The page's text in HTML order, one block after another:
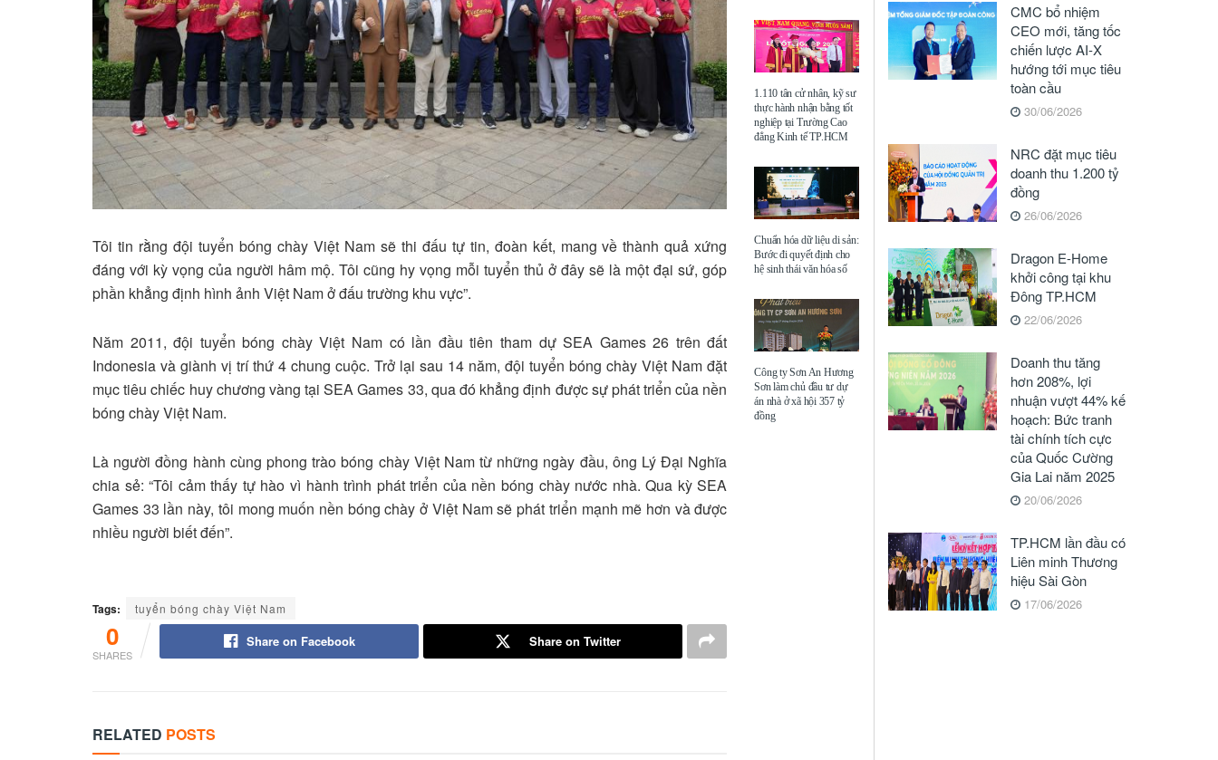
Tôi tin rằng đội tuyển bóng chày Việt Nam sẽ thi đấu tự tin, đoàn kết, mang về thành quả xứng
đáng với kỳ vọng của người hâm mộ. Tôi cũng hy vọng mỗi tuyển thủ ở đây sẽ là một đại sứ, góp
phần khẳng định hình ảnh Việt Nam ở đấu trường khu vực”.
Năm 2011, đội tuyển bóng chày Việt Nam có lần đầu tiên tham dự SEA Games 26 trên đất
Indonesia và giành vị trí thứ 4 chung cuộc. Trở lại sau 14 năm, đội tuyển bóng chày Việt Nam đặt
mục tiêu chiếc huy chương vàng tại SEA Games 33, qua đó khẳng định được sự phát triển của nền
bóng chày Việt Nam.
Là người đồng hành cùng phong trào bóng chày Việt Nam từ những ngày đầu, ông Lý Đại Nghĩa
chia sẻ: “Tôi cảm thấy tự hào vì hành trình phát triển của nền bóng chày nước nhà. Qua kỳ SEA
Games 33 lần này, tôi mong muốn nền bóng chày ở Việt Nam sẽ phát triển mạnh mẽ hơn và được
nhiều người biết đến”.
Tags: tuyển bóng chày Việt Nam
0
SHARES
Share on Facebook Share on Twitter
RELATED POSTS
1.110 tân cử nhân, kỹ sư
thực hành nhận bằng tốt
nghiệp tại Trường Cao
đẳng Kinh tế TP.HCM
Chuẩn hóa dữ liệu di sản:
Bước đi quyết định cho
hệ sinh thái văn hóa số
Công ty Sơn An Hương
Sơn làm chủ đầu tư dự
án nhà ở xã hội 357 tỷ
đồng
CMC bổ nhiệm
CEO mới, tăng tốc
chiến lược AI-X
hướng tới mục tiêu
toàn cầu
30/06/2026
NRC đặt mục tiêu
doanh thu 1.200 tỷ
đồng
26/06/2026
Dragon E-Home
khởi công tại khu
Đông TP.HCM
22/06/2026
Doanh thu tăng
hơn 208%, lợi
nhuận vượt 44% kế
hoạch: Bức tranh
tài chính tích cực
của Quốc Cường
Gia Lai năm 2025
20/06/2026
TP.HCM lần đầu có
Liên minh Thương
hiệu Sài Gòn
17/06/2026